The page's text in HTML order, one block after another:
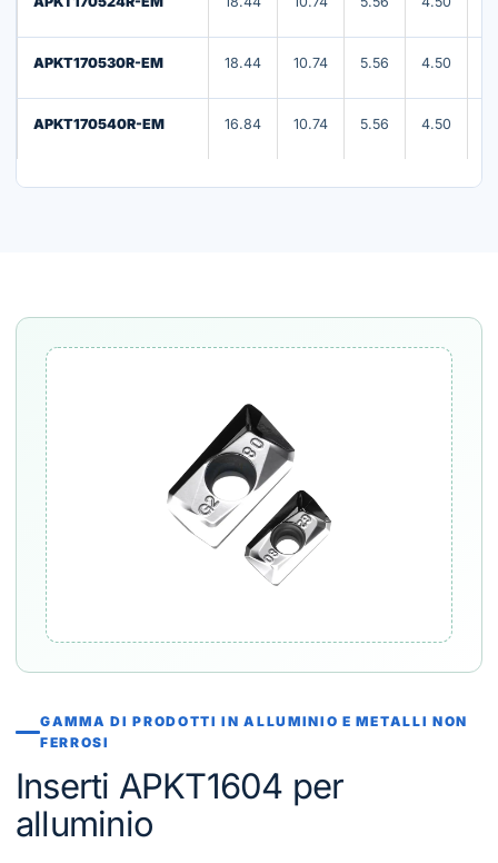
APKT170530R-EM 18.44 10.74 5.56 4.50
APKT170540R-EM 16.84 10.74 5.56 4.50
GAMMA DI PRODOTTI IN ALLUMINIO E METALLI NON
FERROSI
Inserti APKT1604 per
alluminio